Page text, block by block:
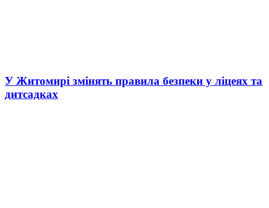
У Житомирі змінять правила безпеки у ліцеях та
дитсадках